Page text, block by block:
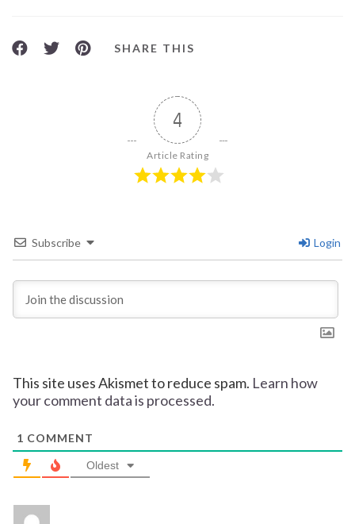
SHARE THIS
4
Article Rating
Subscribe Login
This site uses Akismet to reduce spam. Learn how
your comment data is processed.
1 COMMENT
Oldest